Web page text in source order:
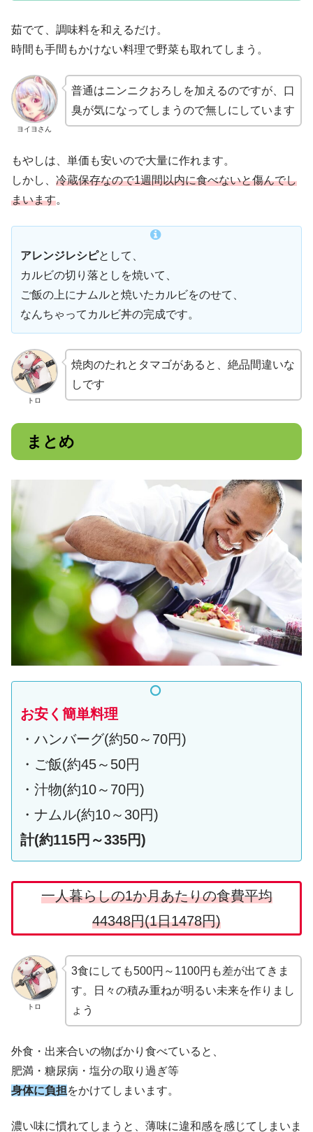
茹でて、調味料を和えるだけ。
時間も手間もかけない料理で野菜も取れてしまう。
ヨイヨさん
普通はニンニクおろしを加えるのですが、口
臭が気になってしまうので無しにしています
もやしは、単価も安いので大量に作れます。
しかし、 冷蔵保存なので1週間以内に食べないと傷んでし
まいます。
アレンジレシピとして、
カルビの切り落としを焼いて、
ご飯の上にナムルと焼いたカルビをのせて、
なんちゃってカルビ丼の完成です。
トロ
焼肉のたれとタマゴがあると、絶品間違いな
しです
まとめ
お安く簡単料理
・ハンバーグ(約50～70円)
・ご飯(約45～50円
・汁物(約10～70円)
・ナムル(約10～30円)
計(約115円～335円)
一人暮らしの1か月あたりの食費平均
44348円(1日1478円)
トロ
3食にしても500円～1100円も差が出てきま
す。日々の積み重ねが明るい未来を作りまし
ょう
外食・出来合いの物ばかり食べていると、
肥満・糖尿病・塩分の取り過ぎ等
身体に負担をかけてしまいます。
濃い味に慣れてしまうと、薄味に違和感を感じてしまいま